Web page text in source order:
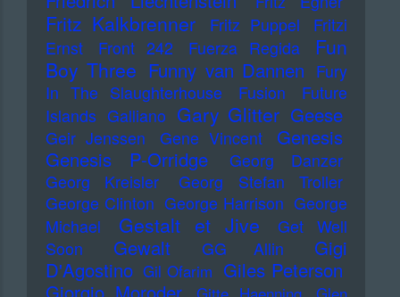
Fritz Kalkbrenner Fritz Puppel
Fritzi
Ernst
Front 242 Fuerza Regida
Fun
Boy Three Funny van Dannen Fury
In The Slaughterhouse
Fusion
Future
Islands Galliano Gary Glitter Geese
Geir Jenssen Gene Vincent
Genesis
Genesis P-Orridge
Georg Danzer
Georg Kreisler
Georg Stefan Troller
George Clinton George Harrison George
Michael
Gestalt et Jive
Get Well
Soon
Gewalt GG Allin
Gigi
D'Agostino Gil Ofarim Giles Peterson